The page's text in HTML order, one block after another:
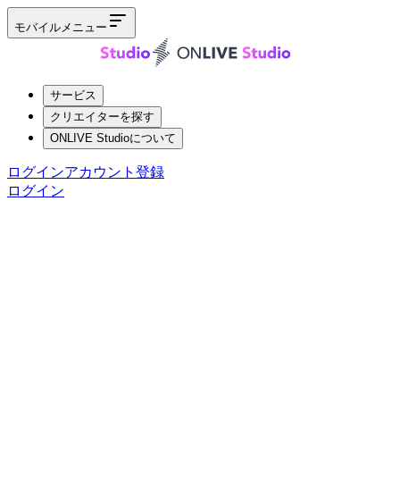
モバイルメニュー
サービス
クリエイターを探す
ONLIVE Studioについて
ログインアカウント登録
ログイン